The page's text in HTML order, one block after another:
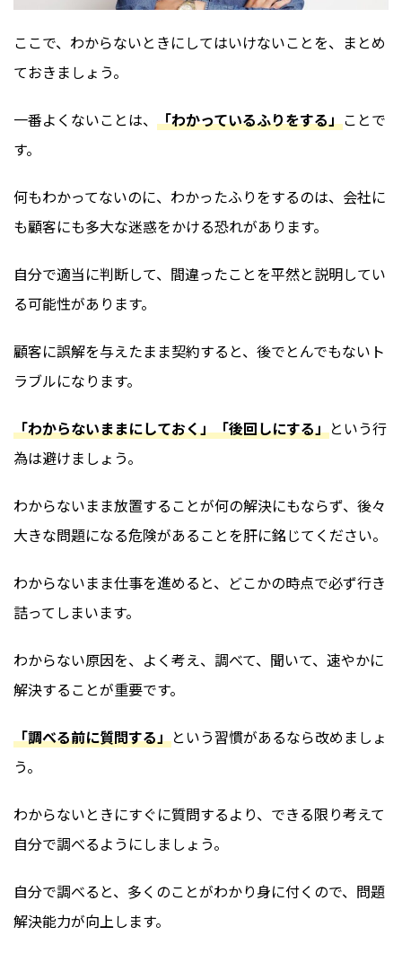
ここで、わからないときにしてはいけないことを、まとめ
ておきましょう。
一番よくないことは、 「わかっているふりをする」ことで
す。
何もわかってないのに、わかったふりをするのは、会社に
も顧客にも多大な迷惑をかける恐れがあります。
自分で適当に判断して、間違ったことを平然と説明してい
る可能性があります。
顧客に誤解を与えたまま契約すると、後でとんでもないト
ラブルになります。
「わからないままにしておく」「後回しにする」という行
為は避けましょう。
わからないまま放置することが何の解決にもならず、後々
大きな問題になる危険があることを肝に銘じてください。
わからないまま仕事を進めると、どこかの時点で必ず行き
詰ってしまいます。
わからない原因を、よく考え、調べて、聞いて、速やかに
解決することが重要です。
「調べる前に質問する」という習慣があるなら改めましょ
う。
わからないときにすぐに質問するより、できる限り考えて
自分で調べるようにしましょう。
自分で調べると、多くのことがわかり身に付くので、問題
解決能力が向上します。